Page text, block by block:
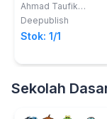
Ahmad Taufik
Nasution
Deepublish
Stok: 1/1
Sekolah